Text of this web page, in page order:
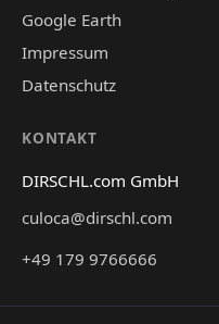
Google Earth
Impressum
Datenschutz
KONTAKT
DIRSCHL.com GmbH
culoca@dirschl.com
+49 179 9766666